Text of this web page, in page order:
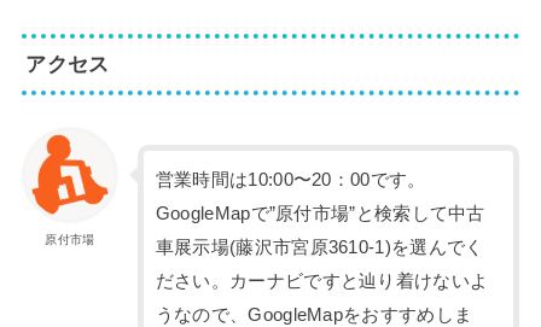
アクセス
原付市場
営業時間は10:00〜20：00です。
GoogleMapで”原付市場”と検索して中古
車展示場(藤沢市宮原3610-1)を選んでく
ださい。カーナビですと辿り着けないよ
うなので、GoogleMapをおすすめしま